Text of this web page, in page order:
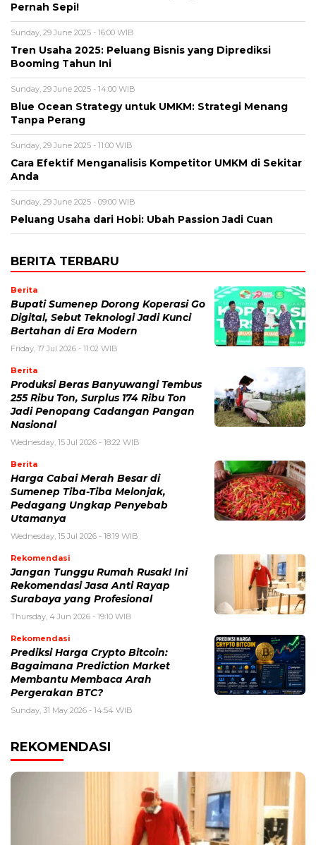
Pernah Sepi!
Sunday, 29 June 2025 - 16:00 WIB
Tren Usaha 2025: Peluang Bisnis yang Diprediksi
Booming Tahun Ini
Sunday, 29 June 2025 - 14:00 WIB
Blue Ocean Strategy untuk UMKM: Strategi Menang
Tanpa Perang
Sunday, 29 June 2025 - 11:00 WIB
Cara Efektif Menganalisis Kompetitor UMKM di Sekitar
Anda
Sunday, 29 June 2025 - 09:00 WIB
Peluang Usaha dari Hobi: Ubah Passion Jadi Cuan
BERITA TERBARU
Berita
Bupati Sumenep Dorong Koperasi Go
Digital, Sebut Teknologi Jadi Kunci
Bertahan di Era Modern
Friday, 17 Jul 2026 - 11:02 WIB
Berita
Produksi Beras Banyuwangi Tembus
255 Ribu Ton, Surplus 174 Ribu Ton
Jadi Penopang Cadangan Pangan
Nasional
Wednesday, 15 Jul 2026 - 18:22 WIB
Berita
Harga Cabai Merah Besar di
Sumenep Tiba-Tiba Melonjak,
Pedagang Ungkap Penyebab
Utamanya
Wednesday, 15 Jul 2026 - 18:19 WIB
Rekomendasi
Jangan Tunggu Rumah Rusak! Ini
Rekomendasi Jasa Anti Rayap
Surabaya yang Profesional
Thursday, 4 Jun 2026 - 19:10 WIB
Rekomendasi
Prediksi Harga Crypto Bitcoin:
Bagaimana Prediction Market
Membantu Membaca Arah
Pergerakan BTC?
Sunday, 31 May 2026 - 14:54 WIB
REKOMENDASI